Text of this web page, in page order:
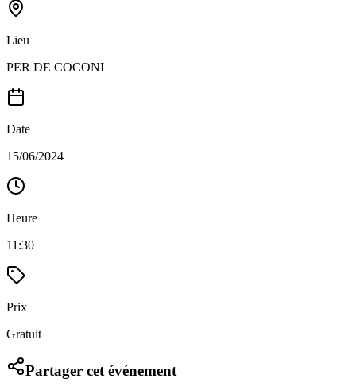
Lieu
PER DE COCONI
Date
15/06/2024
Heure
11:30
Prix
Gratuit
Partager cet événement